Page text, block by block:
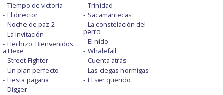
Tiempo de victoria
El director
Noche de paz 2
La invitación
Hechizo: Bienvenidos
a Hexe
Street Fighter
Un plan perfecto
Fiesta pagäna
Digger
Trinidad
Sacamantecas
La constelación del
perro
El nido
Whalefall
Cuenta atrás
Las ciegas hormigas
El ser querido